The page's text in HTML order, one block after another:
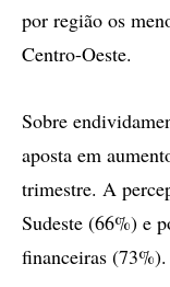
por região os
Centro-Oeste.
Sobre
aposta em
trimestre. A
Sudeste (66%) e
financeiras (73%).